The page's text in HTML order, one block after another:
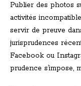
Publier des photos
activités
servir de preuve
jurisprudences
Facebook ou
prudence s’impose,